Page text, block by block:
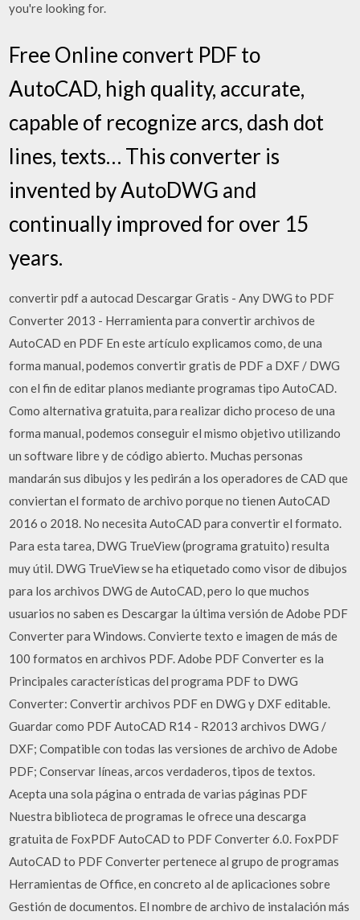
you're looking for.
Free Online convert PDF to
AutoCAD, high quality, accurate,
capable of recognize arcs, dash dot
lines, texts… This converter is
invented by AutoDWG and
continually improved for over 15
years.
convertir pdf a autocad Descargar Gratis - Any DWG to PDF
Converter 2013 - Herramienta para convertir archivos de
AutoCAD en PDF En este artículo explicamos como, de una
forma manual, podemos convertir gratis de PDF a DXF / DWG
con el fin de editar planos mediante programas tipo AutoCAD.
Como alternativa gratuita, para realizar dicho proceso de una
forma manual, podemos conseguir el mismo objetivo utilizando
un software libre y de código abierto. Muchas personas
mandarán sus dibujos y les pedirán a los operadores de CAD que
conviertan el formato de archivo porque no tienen AutoCAD
2016 o 2018. No necesita AutoCAD para convertir el formato.
Para esta tarea, DWG TrueView (programa gratuito) resulta
muy útil. DWG TrueView se ha etiquetado como visor de dibujos
para los archivos DWG de AutoCAD, pero lo que muchos
usuarios no saben es Descargar la última versión de Adobe PDF
Converter para Windows. Convierte texto e imagen de más de
100 formatos en archivos PDF. Adobe PDF Converter es la
Principales características del programa PDF to DWG
Converter: Convertir archivos PDF en DWG y DXF editable.
Guardar como PDF AutoCAD R14 - R2013 archivos DWG /
DXF; Compatible con todas las versiones de archivo de Adobe
PDF; Conservar líneas, arcos verdaderos, tipos de textos.
Acepta una sola página o entrada de varias páginas PDF
Nuestra biblioteca de programas le ofrece una descarga
gratuita de FoxPDF AutoCAD to PDF Converter 6.0. FoxPDF
AutoCAD to PDF Converter pertenece al grupo de programas
Herramientas de Office, en concreto al de aplicaciones sobre
Gestión de documentos. El nombre de archivo de instalación más